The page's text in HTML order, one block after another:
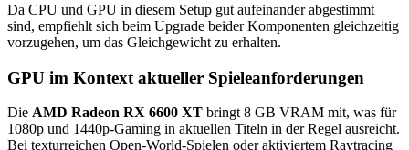
Da CPU und GPU in diesem Setup gut aufeinander abgestimmt
sind, empfiehlt sich beim Upgrade beider Komponenten gleichzeitig
vorzugehen, um das Gleichgewicht zu erhalten.
GPU im Kontext aktueller Spieleanforderungen
Die AMD Radeon RX 6600 XT bringt 8 GB VRAM mit, was für
1080p und 1440p-Gaming in aktuellen Titeln in der Regel ausreicht.
Bei texturreichen Open-World-Spielen oder aktiviertem Raytracing